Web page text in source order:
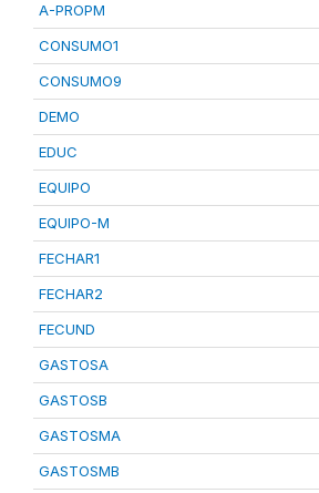
A-PROPM
CONSUMO1
CONSUMO9
DEMO
EDUC
EQUIPO
EQUIPO-M
FECHAR1
FECHAR2
FECUND
GASTOSA
GASTOSB
GASTOSMA
GASTOSMB